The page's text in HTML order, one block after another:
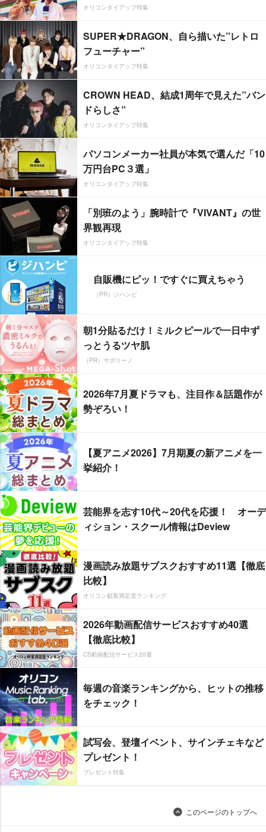
オリコンタイアップ特集
SUPER★DRAGON、自ら描いた”レトロ
フューチャー”
オリコンタイアップ特集
CROWN HEAD、結成1周年で見えた”バン
ドらしさ”
オリコンタイアップ特集
パソコンメーカー社員が本気で選んだ「10
万円台PC３選」
オリコンタイアップ特集
「別班のよう」腕時計で『VIVANT』の世
界観再現
オリコンタイアップ特集
自販機にピッ！ですぐに買えちゃう
（PR）ジハンピ
朝1分貼るだけ！ミルクピールで一日中ず
っとうるツヤ肌
（PR）サボリーノ
2026年7月夏ドラマも、注目作＆話題作が
勢ぞろい！
【夏アニメ2026】7月期夏の新アニメを一
挙紹介！
芸能界を志す10代～20代を応援！ オーデ
ィション・スクール情報はDeview
漫画読み放題サブスクおすすめ11選【徹底
比較】
オリコン顧客満足度ランキング
2026年動画配信サービスおすすめ40選
【徹底比較】
CS動画配信サービス20選
毎週の音楽ランキングから、ヒットの推移
をチェック！
試写会、登壇イベント、サインチェキなど
プレゼント！
プレゼント特集
このページのトップへ